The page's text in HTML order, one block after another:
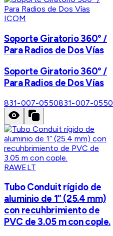
ICOM
Soporte Giratorio 360° /
Para Radios de Dos Vías
Soporte Giratorio 360° /
Para Radios de Dos Vías
831-007-0550831-007-0550
RAWELT
Tubo Conduit rígido de
aluminio de 1” (25.4 mm)
con recuhbrimiento de
PVC de 3.05 m con cople.